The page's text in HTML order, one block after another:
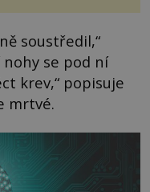
soustředil,“
se pod ní
krev,“ popisuje
mrtvé.